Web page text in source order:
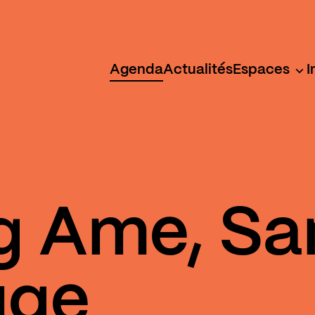
AgendaActualitésEspaces
Ame,